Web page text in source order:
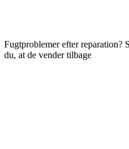
Fugtproblemer efter reparation?
du, at de vender tilbage